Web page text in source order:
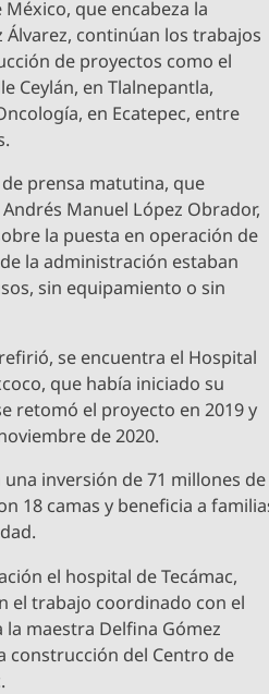
que encabeza la
continúan los trabajos
de proyectos como el
Ceylán, en Tlalnepantla,
en Ecatepec, entre
prensa matutina, que
Manuel López Obrador,
la puesta en operación de
la administración estaban
sin equipamiento o sin
se encuentra el Hospital
que había iniciado su
retomó el proyecto en 2019 y
de 2020.
inversión de 71 millones de
18 camas y beneficia a
el hospital de Tecámac,
el trabajo coordinado con el
maestra Delfina Gómez
construcción del Centro de